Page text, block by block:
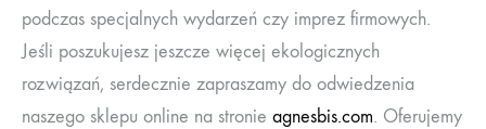
podczas specjalnych wydarzeń czy imprez firmowych.
Jeśli poszukujesz jeszcze więcej ekologicznych
rozwiązań, serdecznie zapraszamy do odwiedzenia
naszego sklepu online na stronie agnesbis.com. Oferujemy